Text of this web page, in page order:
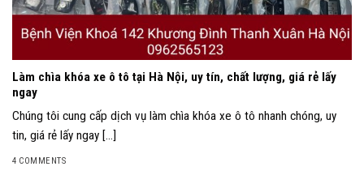
Làm chìa khóa xe ô tô tại Hà Nội, uy tín, chất lượng, giá rẻ lấy
ngay
Chúng tôi cung cấp dịch vụ làm chìa khóa xe ô tô nhanh chóng, uy
tin, giá rẻ lấy ngay [...]
4 COMMENTS